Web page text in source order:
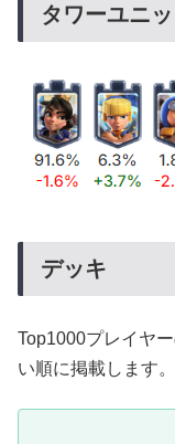
タワーユニッ
デッキ
Top1000プレイヤ
い順に掲載します。